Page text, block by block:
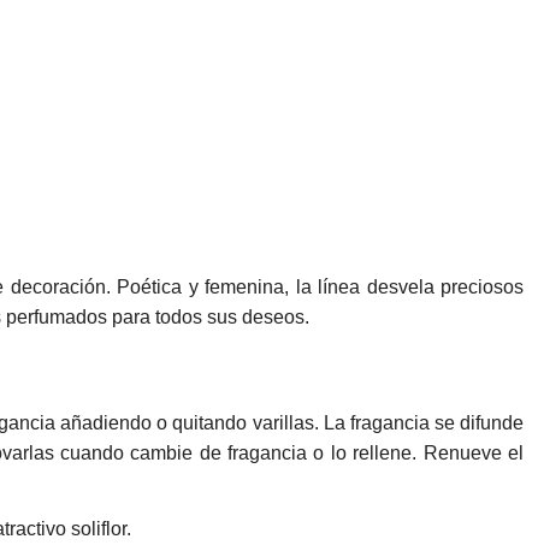
Poética y femenina, la línea desvela preciosos
para todos sus deseos.
añadiendo o quitando varillas. La fragancia se difunde
cuando cambie de fragancia o lo rellene. Renueve el
soliflor.